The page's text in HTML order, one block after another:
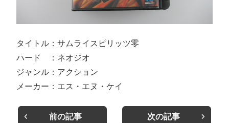
タイトル：サムライスピリッツ零
ハード ：ネオジオ
ジャンル：アクション
メーカー：エス・エヌ・ケイ
前の記事 次の記事